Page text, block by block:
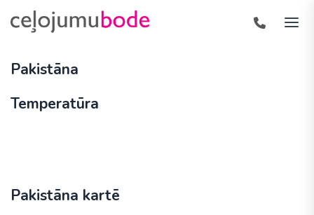
Pakistāna
Temperatūra
Pakistāna kartē